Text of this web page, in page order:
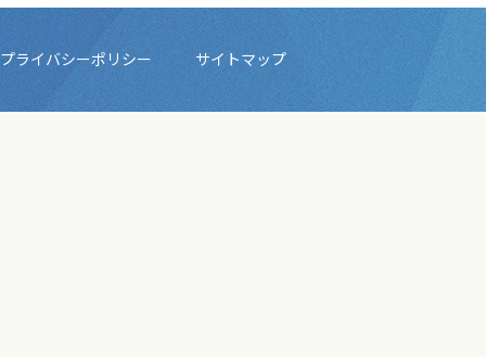
プライバシーポリシー サイトマップ